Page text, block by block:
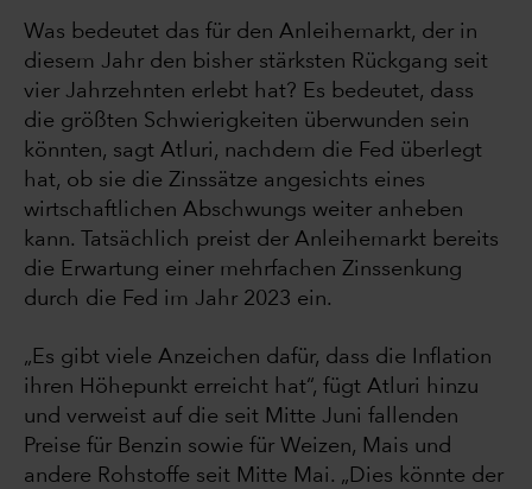
Was bedeutet das für den Anleihemarkt, der in
diesem Jahr den bisher stärksten Rückgang seit
vier Jahrzehnten erlebt hat? Es bedeutet, dass
die größten Schwierigkeiten überwunden sein
könnten, sagt Atluri, nachdem die Fed überlegt
hat, ob sie die Zinssätze angesichts eines
wirtschaftlichen Abschwungs weiter anheben
kann. Tatsächlich preist der Anleihemarkt bereits
die Erwartung einer mehrfachen Zinssenkung
durch die Fed im Jahr 2023 ein.
„Es gibt viele Anzeichen dafür, dass die Inflation
ihren Höhepunkt erreicht hat“, fügt Atluri hinzu
und verweist auf die seit Mitte Juni fallenden
Preise für Benzin sowie für Weizen, Mais und
andere Rohstoffe seit Mitte Mai. „Dies könnte der